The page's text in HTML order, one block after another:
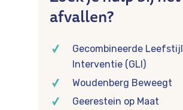
afvallen?
Gecombineerde Leefstijl
Interventie (GLI)
Woudenberg Beweegt
Geerestein op Maat